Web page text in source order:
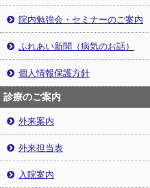
院内勉強会・セミナーのご案内
ふれあい新聞（病気のお話）
個人情報保護方針
診療のご案内
外来案内
外来担当表
入院案内